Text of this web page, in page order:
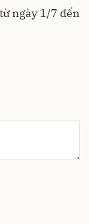
ngày 1/7 đến